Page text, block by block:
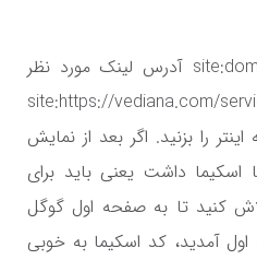
آدرس لینک مورد نظر
را بزنید. اگر بعد از نمایش
داشت یعنی باید برای
کنید تا به صفحه اول گوگل
آمدید، کد اسکیما به خوبی